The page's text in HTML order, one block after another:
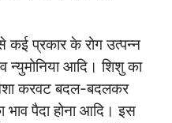
प्रकार के रोग उत्पन्न
न्युमोनिया आदि। शिशु का
करवट बदल-बदलकर
पैदा होना आदि। इस